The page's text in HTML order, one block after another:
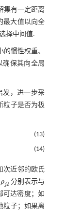
集有一定距离
最大值以向全
择中间值.
惯性权重、
确保其向全局
发，进一步采
粒子是否为极
(13)
(14)
次近邻的欧氏
ρj2
j2 分别表示与
可达密度；如
粒子；如果离